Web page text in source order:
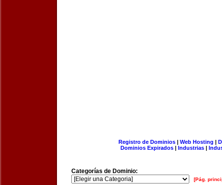
Registro de Dominios| Web Hosting |
Dominios Expirados | Industrias |
Categorías de Dominio:
[Pág.